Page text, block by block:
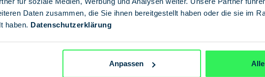
Daten zusammen, die Sie ihnen bereitgestellt haben oder die sie im
haben. Datenschutzerklärung
Anpassen
Präsidenten lediglich wenige Stunden an Tonaufnahmen
Tonbänder immerhin 248 Stunden Gesprächs-
Stunden Telefongespräche. Doch die Menge der Nixon-
weit in den Schatten stellen.
Gerangel um Herausgabe der Tonbänder
zur Watergate-Affäre wurde